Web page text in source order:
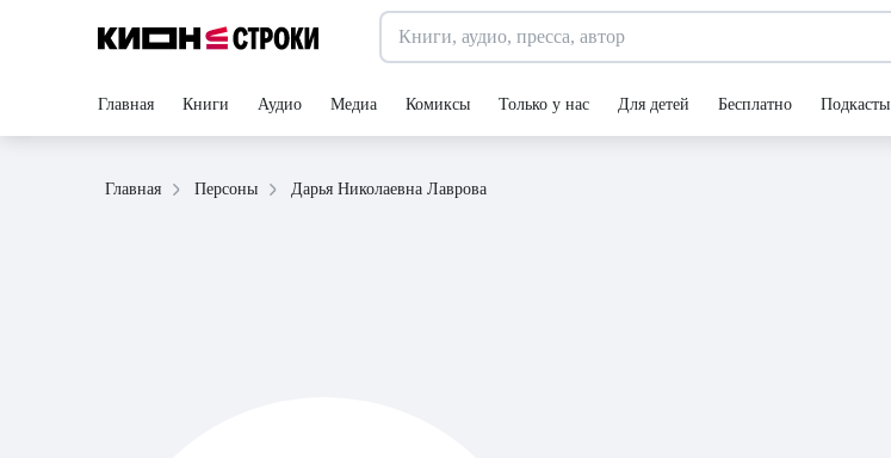
Главная Книги Аудио Медиа Комиксы Только у нас Для детей Бесплатно Подкасты
Главная Персоны Дарья Николаевна Лаврова